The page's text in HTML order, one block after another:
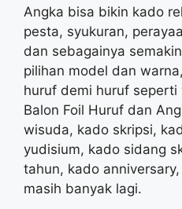
Angka bisa bikin kado
pesta, syukuran,
dan sebagainya
pilihan model dan
huruf demi huruf seperti
Balon Foil Huruf dan
wisuda, kado skripsi,
yudisium, kado sidang
tahun, kado
masih banyak lagi.